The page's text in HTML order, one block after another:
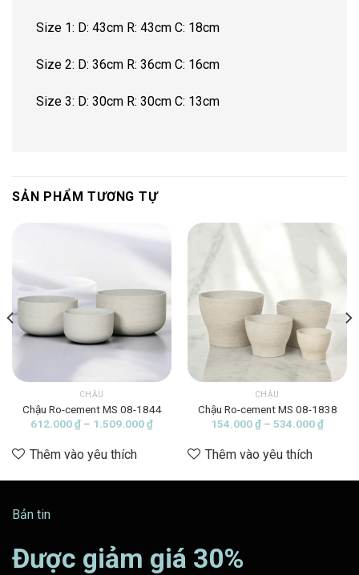
Size 1: D: 43cm R: 43cm C: 18cm
Size 2: D: 36cm R: 36cm C: 16cm
Size 3: D: 30cm R: 30cm C: 13cm
SẢN PHẨM TƯƠNG TỰ
CHẬU
Chậu Ro-cement MS 08-1844
612.000₫ – 1.509.000₫Khoảng
612.000 ₫
Thêm vào yêu thích
CHẬU
Chậu Ro-cement MS 08-1838
154.000₫ – 534.000₫Khoảng
Thêm vào yêu thích
₫
Bản tin
Được giảm giá 30%